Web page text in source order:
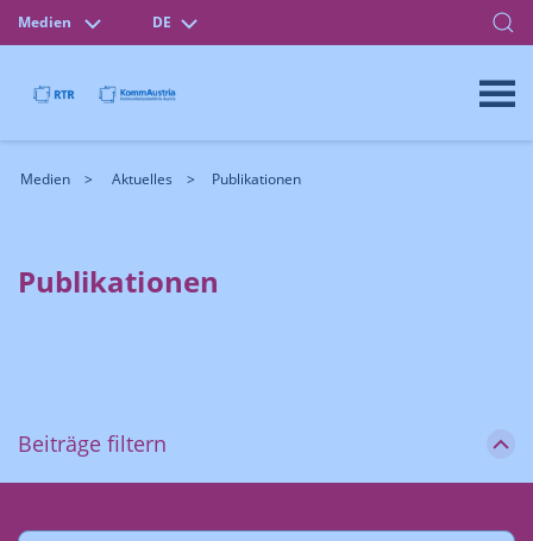
Medien DE
Medien Aktuelles Publikationen
Publikationen
Beiträge filtern